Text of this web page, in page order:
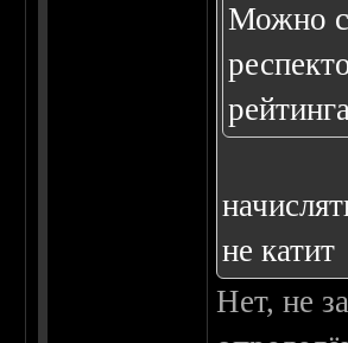
Можно
не катит
Нет, не